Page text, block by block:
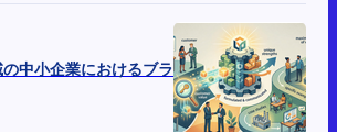
中小企業におけるブラ